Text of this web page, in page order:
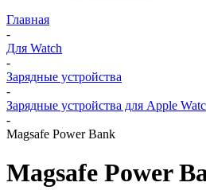
Главная
-
Для Watch
-
Зарядные устройства
-
Зарядные устройства для Apple
-
Magsafe Power Bank
Magsafe Power